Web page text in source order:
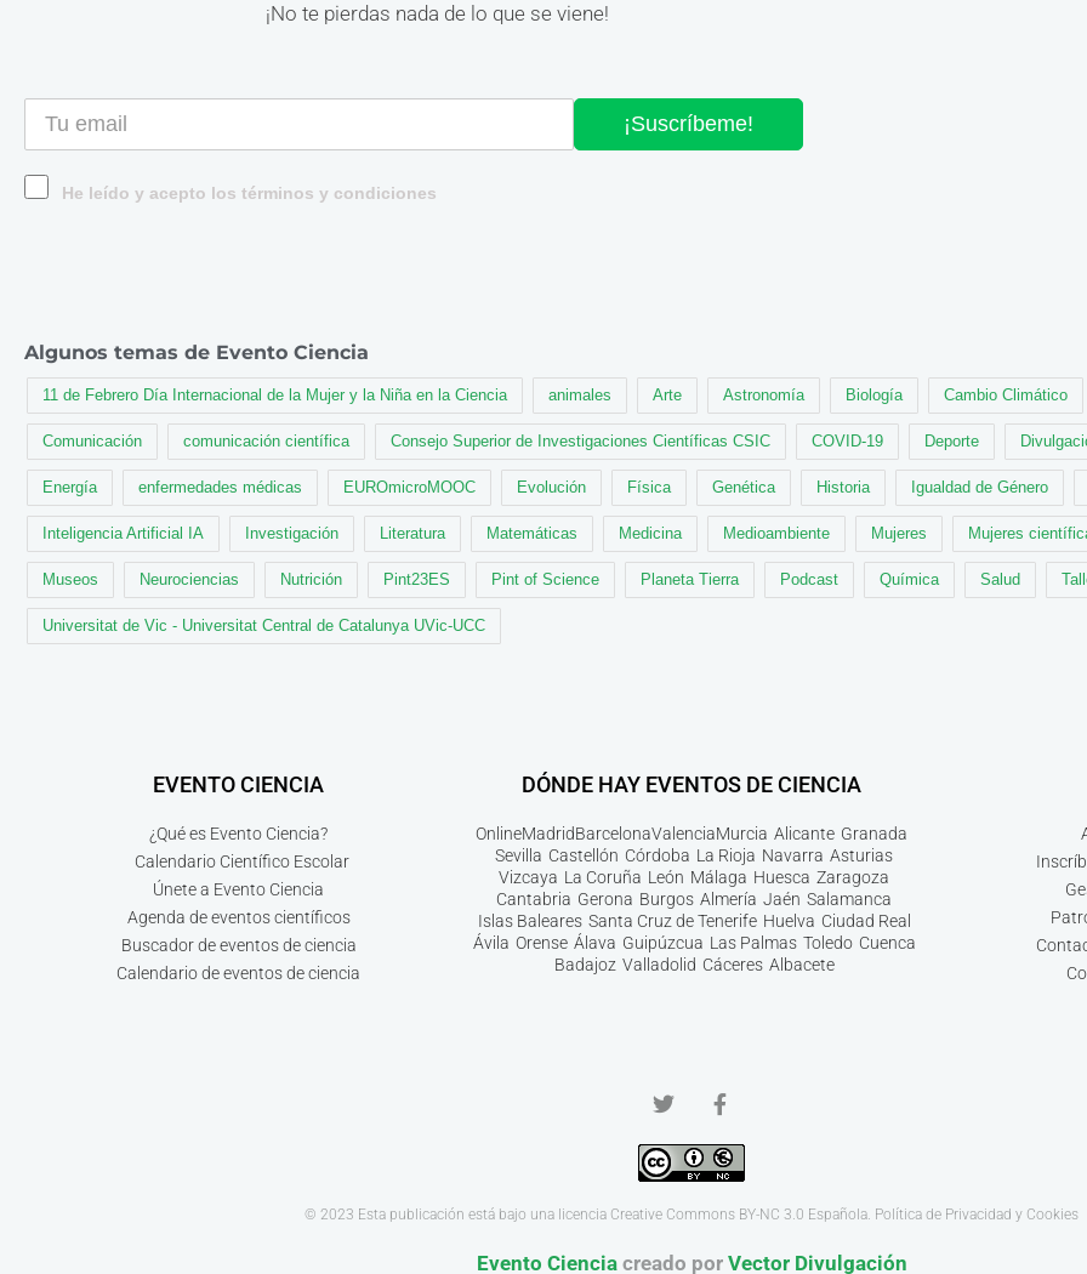
¡No te pierdas nada de lo que se viene!
¡Suscríbeme!
He leído y acepto los términos y condiciones
Algunos temas de Evento Ciencia
11 de Febrero Día Internacional de la Mujer y la Niña en la Ciencia animales Arte Astronomía Biología Cambio Climático
Comunicación comunicación científica Consejo Superior de Investigaciones Científicas CSIC COVID-19 Deporte
Energía enfermedades médicas EUROmicroMOOC Evolución Física Genética Historia Igualdad de Género
Inteligencia Artificial IA Investigación Literatura Matemáticas Medicina Medioambiente Mujeres Mujeres
Museos Neurociencias Nutrición Pint23ES Pint of Science Planeta Tierra Podcast Química Salud
Universitat de Vic - Universitat Central de Catalunya UVic-UCC
EVENTO CIENCIA
¿Qué es Evento Ciencia?
Calendario Científico Escolar
Únete a Evento Ciencia
Agenda de eventos científicos
Buscador de eventos de ciencia
Calendario de eventos de ciencia
DÓNDE HAY EVENTOS DE CIENCIA
OnlineMadridBarcelonaValenciaMurcia Alicante Granada
Sevilla Castellón Córdoba La Rioja Navarra Asturias
Vizcaya La Coruña León Málaga Huesca Zaragoza
Cantabria Gerona Burgos Almería Jaén Salamanca
Islas Baleares Santa Cruz de Tenerife Huelva Ciudad Real
Ávila Orense Álava Guipúzcua Las Palmas Toledo Cuenca
Badajoz Valladolid Cáceres Albacete
© 2023 Esta publicación está bajo una licencia Creative Commons BY-NC 3.0 Española. Política de Privacidad y Cookies
Evento Cienciacreado por Vector Divulgación